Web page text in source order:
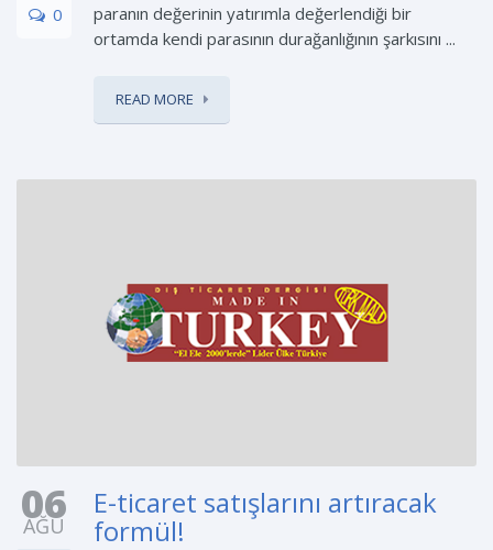
0
paranın değerinin yatırımla değerlendiği bir
ortamda kendi parasının durağanlığının şarkısını ...
READ MORE
06
AĞU
E-ticaret satışlarını artıracak
formül!